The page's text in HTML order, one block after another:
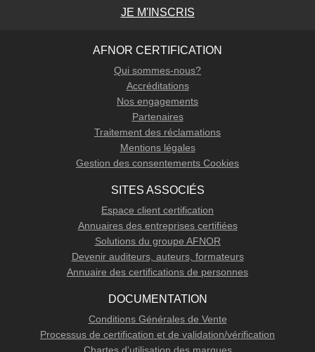
JE M'INSCRIS
AFNOR CERTIFICATION
Qui sommes-nous?
Accréditations
Nos engagements
Partenaires
Traitement des réclamations
Mentions légales
Gestion des consentements Cookies
SITES ASSOCIÉS
Espace client certification
Annuaires des entreprises certifiées
Solutions du groupe AFNOR
Devenir auditeurs, auteurs, formateurs
Annuaire des certifications de personnes
DOCUMENTATION
Conditions Générales de Vente
Processus de certification et de validation/vérification